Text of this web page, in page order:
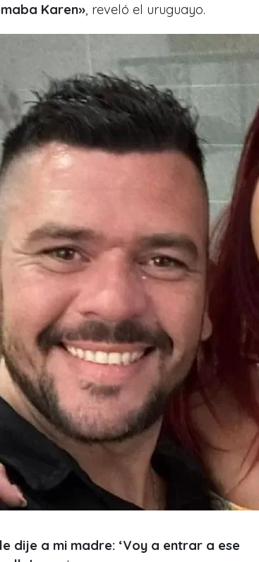
Karen» , reveló el uruguayo.
dije a mi madre: ‘Voy a entrar a ese